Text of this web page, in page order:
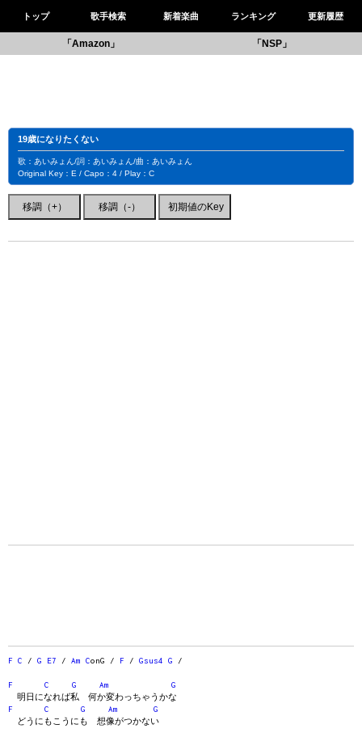
トップ 歌手検索 新着楽曲 ランキング 更新履歴
「Amazon」 「NSP」
19歳になりたくない
歌：あいみょん/詞：あいみょん/曲：あいみょん
Original Key：E / Capo：4 / Play：C
F C / G E7 / Am ConG / F / Gsus4 G /
F C G Am
G
明日になれば私 何か変わっちゃうかな
F
C G Am
G
どうにもこうにも 想像がつかない